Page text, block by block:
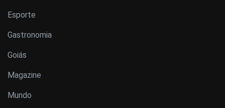
Esporte
Gastronomia
Goiás
Magazine
Mundo